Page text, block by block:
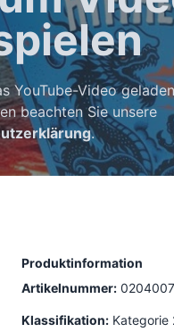
YouTube-Video
beachten Sie unsere
.
Produktinformation
Artikelnummer: 0204007
Klassifikation: Kategorie